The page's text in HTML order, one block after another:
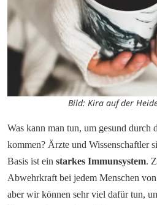
Bild: Kira auf der
Was kann man tun, um gesund durch
kommen? Ärzte und Wissenschaftler
Basis ist ein starkes Immunsystem.
Abwehrkraft bei jedem Menschen
aber wir können sehr viel dafür tun,